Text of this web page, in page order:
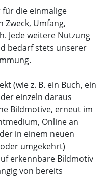
die einmalige
Zweck, Umfang,
Jede weitere Nutzung
bedarf stets unserer
(wie z. B. ein Buch, ein
einzeln daraus
Bildmotive, erneut im
Online an
in einem neuen
umgekehrt)
erkennbare Bildmotiv
von bereits